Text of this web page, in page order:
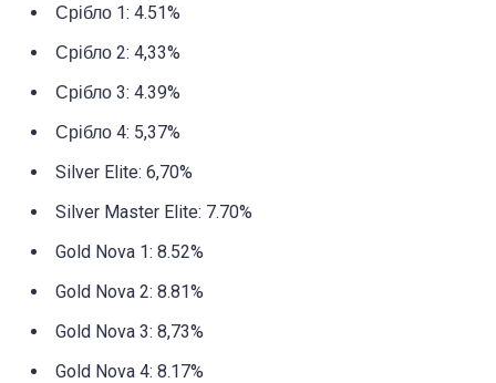
Срібло 1: 4.51%
Срібло 2: 4,33%
Срібло 3: 4.39%
Срібло 4: 5,37%
Silver Elite: 6,70%
Silver Master Elite: 7.70%
Gold Nova 1: 8.52%
Gold Nova 2: 8.81%
Gold Nova 3: 8,73%
Gold Nova 4: 8.17%